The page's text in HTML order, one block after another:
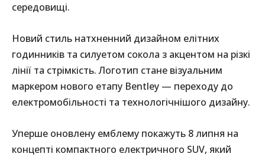
середовищі.
Новий стиль натхненний дизайном елітних
годинників та силуетом сокола з акцентом на різкі
лінії та стрімкість. Логотип стане візуальним
маркером нового етапу Bentley — переходу до
електромобільності та технологічнішого дизайну.
Уперше оновлену емблему покажуть 8 липня на
концепті компактного електричного SUV, який